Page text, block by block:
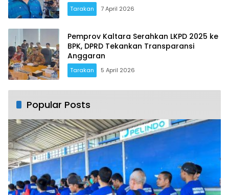
Tarakan 7 April 2026
Pemprov Kaltara Serahkan LKPD 2025 ke
BPK, DPRD Tekankan Transparansi
Anggaran
Tarakan 5 April 2026
Popular Posts